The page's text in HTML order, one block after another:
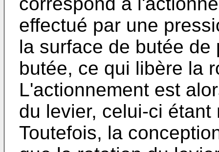
effectué par une
la surface de butée
butée, ce qui libère la
L'actionnement est
du levier, celui-ci
Toutefois, la